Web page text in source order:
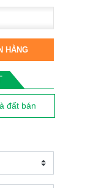
HÀNG
đất bán